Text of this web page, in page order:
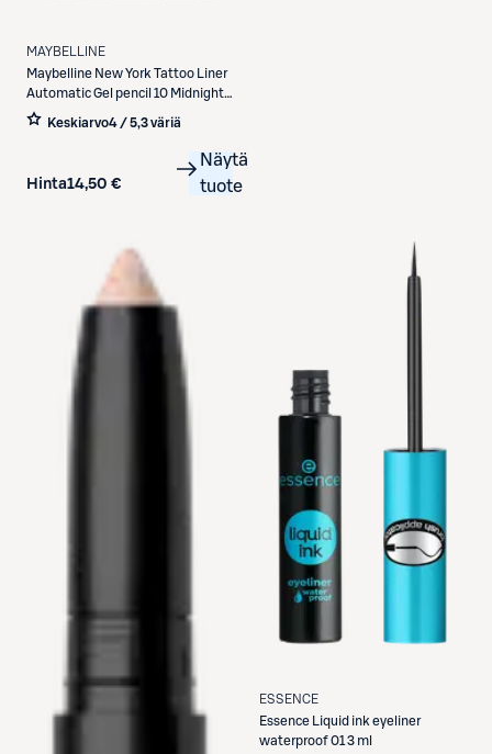
MAYBELLINE
Maybelline New York Tattoo Liner
Automatic Gel pencil 10 Midnight
Mocha silmänrajauskynä 0,28 g
Keskiarvo4 / 5,3 väriä
Hinta14,50 €
Näytä
tuote
ESSENCE
Essence
Liquid ink eyeliner
waterproof 01 3 ml